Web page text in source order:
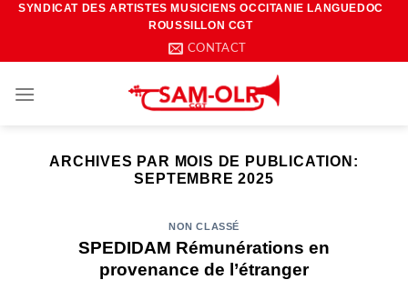
PasserSYNDICAT DES ARTISTES MUSICIENS OCCITANIE LANGUEDOC
ROUSSILLON CGT
CONTACT
ARCHIVES PAR MOIS DE PUBLICATION:
SEPTEMBRE 2025
NON CLASSÉ
SPEDIDAM Rémunérations en
provenance de l’étranger